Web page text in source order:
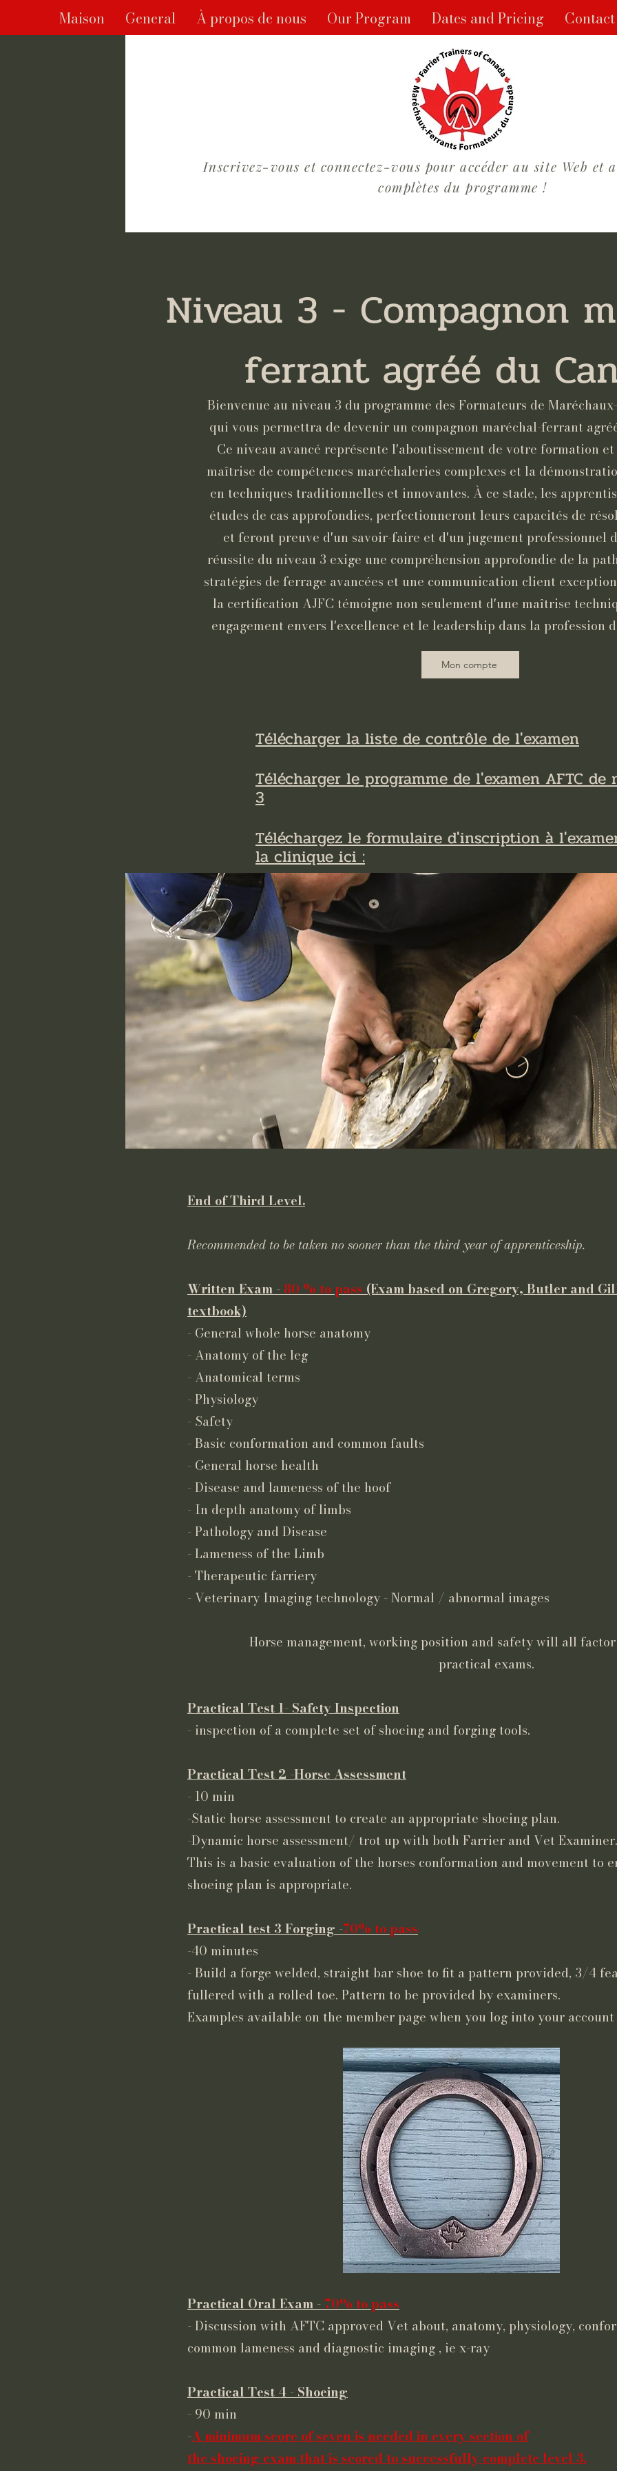
Maison General À propos de nous Our Program Dates and Pricing
Inscrivez-vous et connectez-vous pour accéder au site Web et
complètes du programme !
Niveau 3 - Compagnon
ferrant agréé du
Bienvenue au niveau 3 du programme des Formateurs de
qui vous permettra de devenir un compagnon maréchal-ferrant
Ce niveau avancé représente l'aboutissement de votre formation
maîtrise de compétences maréchaleries complexes et la
en techniques traditionnelles et innovantes. À ce stade, les
études de cas approfondies, perfectionneront leurs capacités de
et feront preuve d'un savoir-faire et d'un jugement professionnel
réussite du niveau 3 exige une compréhension approfondie de la
stratégies de ferrage avancées et une communication client
la certification AJFC témoigne non seulement d'une maîtrise
engagement envers l'excellence et le leadership dans la profession
Mon compte
Télécharger la liste de contrôle de l'examen
Télécharger le programme de l'examen AFTC de
3
Téléchargez le formulaire d'inscription à
la clinique ici :
End of Third Level.
Recommended to be taken no sooner than the third year of apprenticeship.
Written Exam - 80 % to pass (Exam based on Gregory, Butler and
textbook)
- General whole horse anatomy
- Anatomy of the leg
- Anatomical terms
- Physiology
- Safety
- Basic conformation and common faults
- General horse health
- Disease and lameness of the hoof
- In depth anatomy of limbs
- Pathology and Disease
- Lameness of the Limb
- Therapeutic farriery
- Veterinary Imaging technology - Normal / abnormal images
Horse management, working position and safety will all factor
practical exams.
Practical Test 1- Safety Inspection
- inspection of a complete set of shoeing and forging tools.
Practical Test 2 -Horse Assessment
- 10 min
-Static horse assessment to create an appropriate shoeing plan.
-Dynamic horse assessment/ trot up with both Farrier and Vet Examiner.
This is a basic evaluation of the horses conformation and movement to
shoeing plan is appropriate.
Practical test 3 Forging -70% to pass
-40 minutes
- Build a forge welded, straight bar shoe to fit a pattern provided, 3/4
fullered with a rolled toe. Pattern to be provided by examiners.
Examples available on the member page when you log into your
Practical Oral Exam - 70% to pass
- Discussion with AFTC approved Vet about, anatomy, physiology,
common lameness and diagnostic imaging , ie x-ray
Practical Test 4 - Shoeing
- 90 min
-A minimum score of seven is needed in every section of
the shoeing exam that is scored to successfully complete level 3.